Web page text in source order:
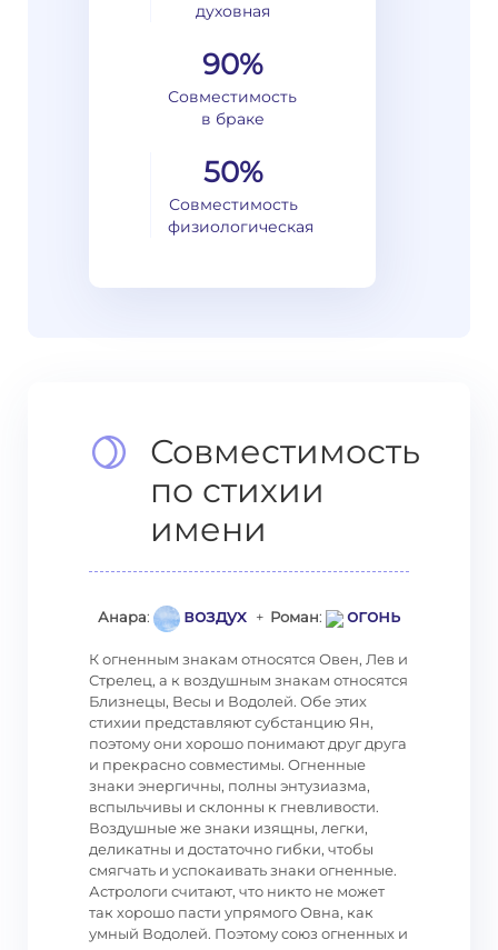
духовная
90%
Совместимость
в браке
50%
Совместимость
физиологическая
Совместимость
по стихии
имени
Анара: воздух+ Роман: огонь
К огненным знакам относятся Овен, Лев и
Стрелец, а к воздушным знакам относятся
Близнецы, Весы и Водолей. Обе этих
стихии представляют субстанцию Ян,
поэтому они хорошо понимают друг друга
и прекрасно совместимы. Огненные
знаки энергичны, полны энтузиазма,
вспыльчивы и склонны к гневливости.
Воздушные же знаки изящны, легки,
деликатны и достаточно гибки, чтобы
смягчать и успокаивать знаки огненные.
Астрологи считают, что никто не может
так хорошо пасти упрямого Овна, как
умный Водолей. Поэтому союз огненных и